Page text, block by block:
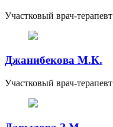
Участковый врач-терапевт
Джанибекова М.К.
Участковый врач-терапевт